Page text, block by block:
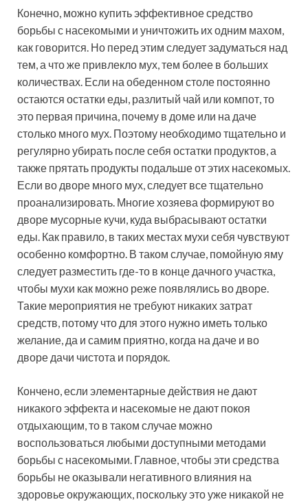
Конечно, можно купить эффективное средство
борьбы с насекомыми и уничтожить их одним махом,
как говорится. Но перед этим следует задуматься над
тем, а что же привлекло мух, тем более в больших
количествах. Если на обеденном столе постоянно
остаются остатки еды, разлитый чай или компот, то
это первая причина, почему в доме или на даче
столько много мух. Поэтому необходимо тщательно и
регулярно убирать после себя остатки продуктов, а
также прятать продукты подальше от этих насекомых.
Если во дворе много мух, следует все тщательно
проанализировать. Многие хозяева формируют во
дворе мусорные кучи, куда выбрасывают остатки
еды. Как правило, в таких местах мухи себя чувствуют
особенно комфортно. В таком случае, помойную яму
следует разместить где-то в конце дачного участка,
чтобы мухи как можно реже появлялись во дворе.
Такие мероприятия не требуют никаких затрат
средств, потому что для этого нужно иметь только
желание, да и самим приятно, когда на даче и во
дворе дачи чистота и порядок.
Кончено, если элементарные действия не дают
никакого эффекта и насекомые не дают покоя
отдыхающим, то в таком случае можно
воспользоваться любыми доступными методами
борьбы с насекомыми. Главное, чтобы эти средства
борьбы не оказывали негативного влияния на
здоровье окружающих, поскольку это уже никакой не